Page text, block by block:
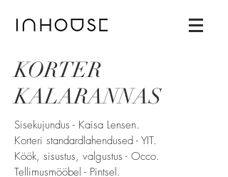
KORTER
KALARANNAS
Sisekujundus - Kaisa Lensen.
Korteri standardlahendused - YIT.
Köök, sisustus, valgustus - Occo.
Tellimusmööbel - Pintsel.